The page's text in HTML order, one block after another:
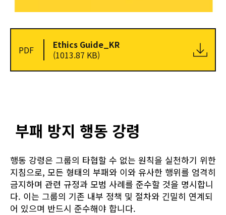
PDF
Ethics Guide_KR
(1013.87 KB)
부패 방지 행동 강령
행동 강령은 그룹의 타협할 수 없는 원칙을 실천하기 위한
지침으로, 모든 형태의 부패와 이와 유사한 행위를 엄격히
금지하며 관련 규정과 모범 사례를 준수할 것을 명시합니
다. 이는 그룹의 기존 내부 정책 및 절차와 긴밀히 연계되
어 있으며 반드시 준수해야 합니다.